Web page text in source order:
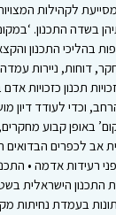
לקהילות
בשדה התכנון.
בהליכי התכנון
דוחות, ניירות
תכנון כזכויות
וכדי לעודד דיון
קבוע מחקרים,
רעידות אדמה •
בעמדת נחיתות